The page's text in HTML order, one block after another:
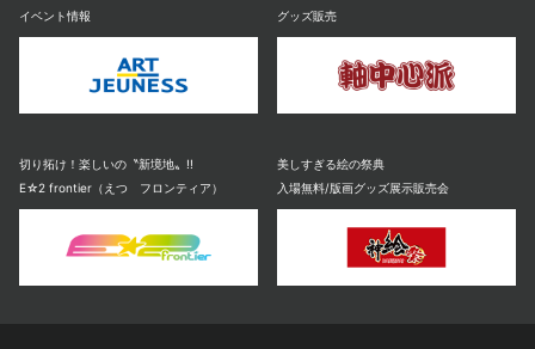
イベント情報
グッズ販売
切り拓け！楽しいの〝新境地〟!!
E☆2 frontier（えつ フロンティア）
美しすぎる絵の祭典
入場無料/版画グッズ展示販売会